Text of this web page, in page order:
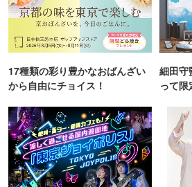
17種類の彩り豊かなおばんざい
から自由にチョイス！
細田守
って